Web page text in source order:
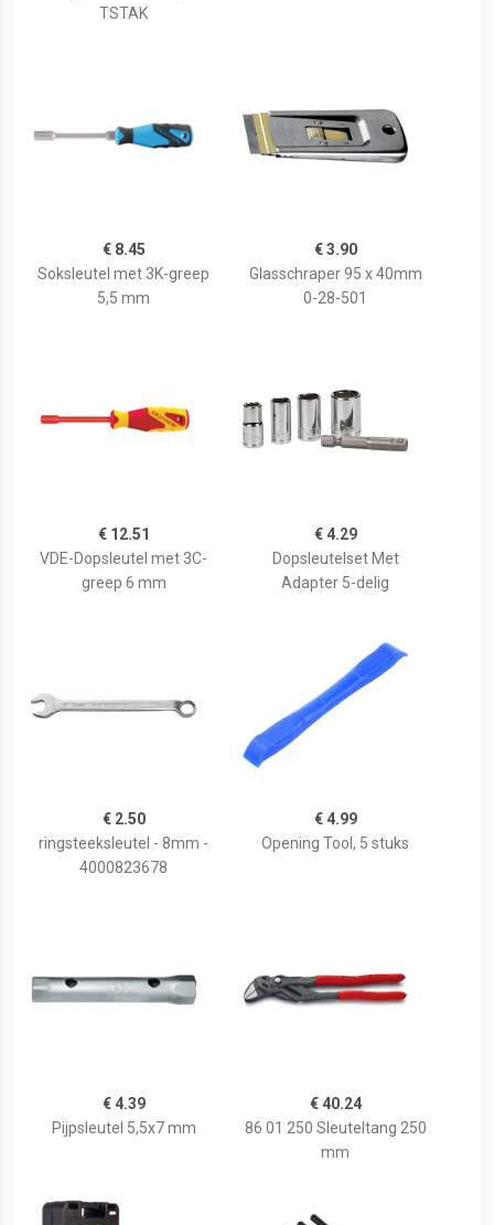
TSTAK
€ 8.45
Soksleutel met 3K-greep
5,5 mm
€ 3.90
Glasschraper 95 x 40mm
0-28-501
€ 12.51
VDE-Dopsleutel met 3C-
greep 6 mm
€ 4.29
Dopsleutelset Met
Adapter 5-delig
€ 2.50
ringsteeksleutel - 8mm -
4000823678
€ 4.99
Opening Tool, 5 stuks
€ 4.39
Pijpsleutel 5,5x7 mm
€ 40.24
86 01 250 Sleuteltang 250
mm